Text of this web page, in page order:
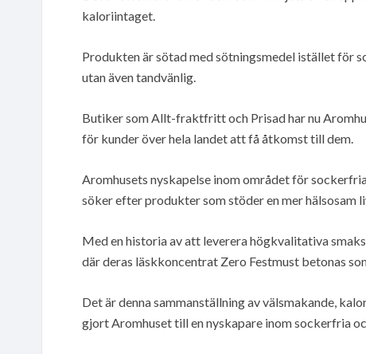
kaloriintaget.
Produkten är sötad med sötningsmedel istället för
utan även tandvänlig.
Butiker som Allt-fraktfritt och Prisad har nu
för kunder över hela landet att få åtkomst till dem.
Aromhusets nyskapelse inom området för
söker efter produkter som stöder en mer hälsosam
Med en historia av att leverera högkvalitativa
där deras läskkoncentrat Zero Festmust betonas
Det är denna sammanställning av välsmakande,
gjort Aromhuset till en nyskapare inom sockerfria